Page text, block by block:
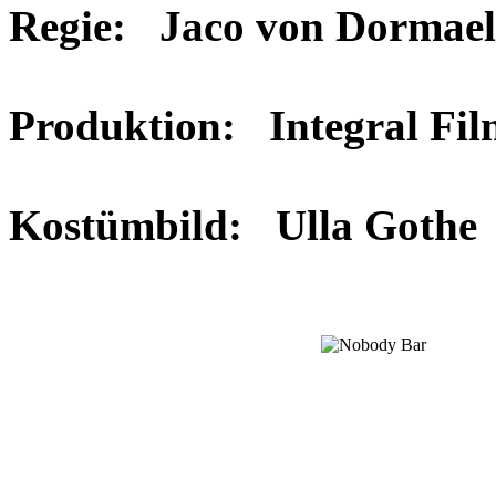
Regie: Jaco von Dormael
Produktion: Integral
Kostümbild: Ulla Gothe